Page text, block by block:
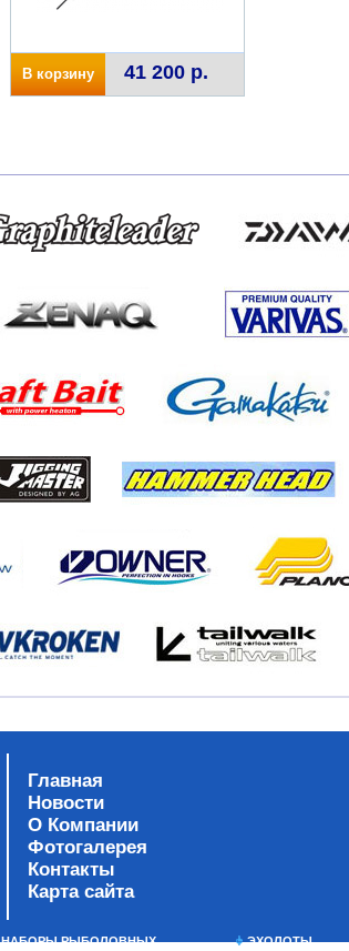
В корзину 41 200 р.
Главная
Новости
О Компании
Фотогалерея
Контакты
Карта сайта
НАБОРЫ РЫБОЛОВНЫХ
ЭХОЛОТЫ